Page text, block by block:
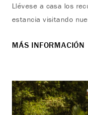
Llévese a casa los
estancia visitando
MÁS INFORMACIÓN